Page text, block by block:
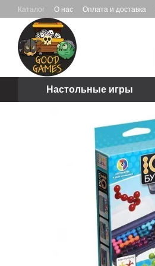
Перейти к основному контенту
Каталог О нас Оплата и доставка
Настольные игры